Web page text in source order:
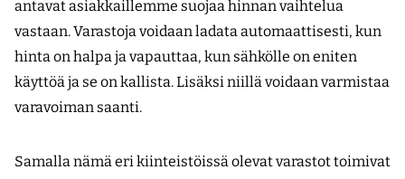
antavat asiakkaillemme suojaa hinnan vaihtelua
vastaan. Varastoja voidaan ladata automaattisesti, kun
hinta on halpa ja vapauttaa, kun sähkölle on eniten
käyttöä ja se on kallista. Lisäksi niillä voidaan varmistaa
varavoiman saanti.
Samalla nämä eri kiinteistöissä olevat varastot toimivat